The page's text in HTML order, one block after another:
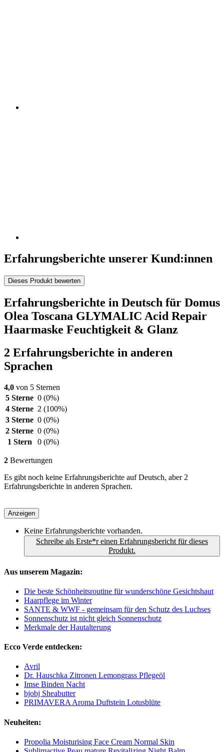
Erfahrungsberichte unserer Kund:innen
Dieses Produkt bewerten
Erfahrungsberichte in Deutsch für Domus
Olea Toscana GLYMALIC Acid Repair
Haarmaske Feuchtigkeit & Glanz
2 Erfahrungsberichte in anderen
Sprachen
4,0 von 5 Sternen
5 Sterne 0 (0%)
4 Sterne 2 (100%)
3 Sterne 0 (0%)
2 Sterne 0 (0%)
1 Stern
0 (0%)
2 Bewertungen
Es gibt noch keine Erfahrungsberichte auf Deutsch, aber 2
Erfahrungsberichte in anderen Sprachen.
Anzeigen
Keine Erfahrungsberichte vorhanden.
Schreibe als Erste*r einen Erfahrungsbericht für dieses
Produkt.
Aus unserem Magazin:
Die beste Schönheitsroutine für wunderschöne Gesichtshaut
Haarpflege im Winter
SANTE & WWF - gemeinsam für den Schutz des Luchses
Sonnenschutz ist nicht gleich Sonnenschutz
Merkmale der Hautalterung
Ecco Verde entdecken:
Avril
Dr. Hauschka Zitronen Lemongrass Pflegeöl
Imse Binden Nacht
bjobj Sheabutter
PRIMAVERA Aroma Duftstein Lotusblüte
Neuheiten:
Propolia Moisturising Face Cream Normal Skin